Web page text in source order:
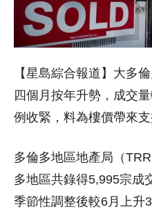
【星島綜合報道】大多
四個月按年升勢，成交
例收緊，料為樓價帶來支
多倫多地區地產局（
多地區共錄得5,995宗成
季節性調整後較6月上升